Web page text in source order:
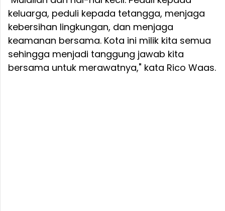
keluarga, peduli kepada tetangga, menjaga
kebersihan lingkungan, dan menjaga
keamanan bersama. Kota ini milik kita semua
sehingga menjadi tanggung jawab kita
bersama untuk merawatnya," kata Rico Waas.